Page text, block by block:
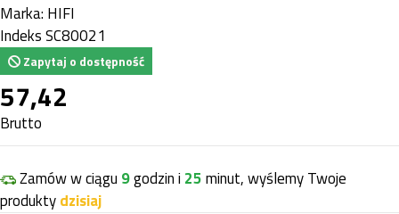
Marka: HIFI
IndeksSC80021
Zapytaj o dostępność
57,42
Brutto
Zamów w ciągu 9godzin i 25minut, wyślemy Twoje
produktydzisiaj